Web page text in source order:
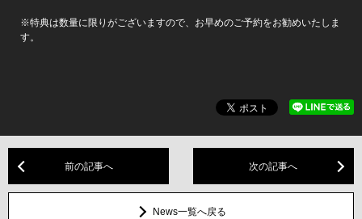
※特典は数量に限りがございますので、お早めのご予約をお勧めいたしま
す。
前の記事へ 次の記事へ
News一覧へ戻る